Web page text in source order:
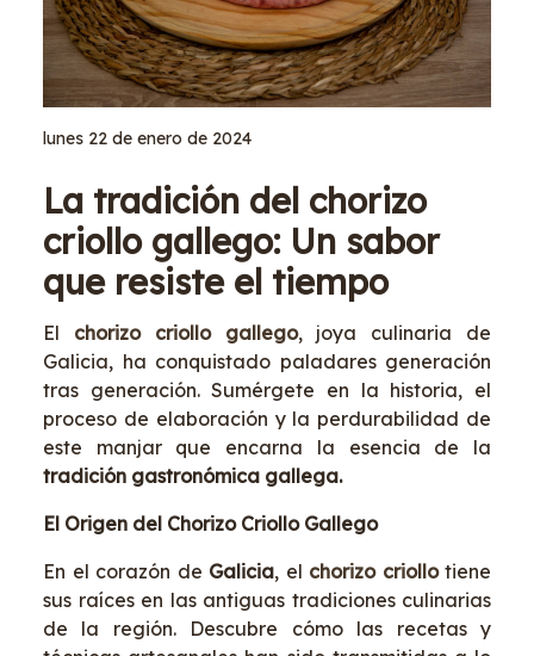
lunes 22 de enero de 2024
La tradición del chorizo
criollo gallego: Un sabor
que resiste el tiempo
El chorizo criollo gallego, joya culinaria de
Galicia, ha conquistado paladares generación
tras generación. Sumérgete en la historia, el
proceso de elaboración y la perdurabilidad de
este manjar que encarna la esencia de la
tradición gastronómica gallega.
El Origen del Chorizo Criollo Gallego
En el corazón de Galicia, el chorizo criollo tiene
sus raíces en las antiguas tradiciones culinarias
de la región. Descubre cómo las recetas y